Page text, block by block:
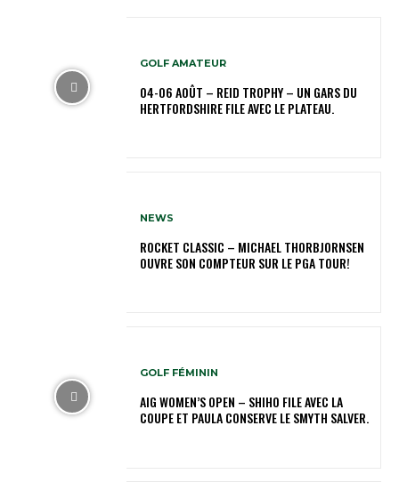
GOLF AMATEUR
04-06 AOÛT – REID TROPHY – UN GARS DU
HERTFORDSHIRE FILE AVEC LE PLATEAU.
NEWS
ROCKET CLASSIC – MICHAEL THORBJORNSEN
OUVRE SON COMPTEUR SUR LE PGA TOUR!
GOLF FÉMININ
AIG WOMEN’S OPEN – SHIHO FILE AVEC LA
COUPE ET PAULA CONSERVE LE SMYTH SALVER.